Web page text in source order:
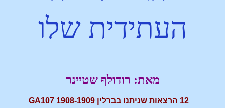
העתידית שלו
מאת: רודולף שטיינר
12 הרצאות שניתנו בברלין GA107 1908-1909